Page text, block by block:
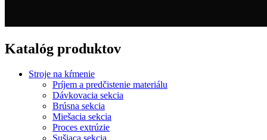
Katalóg produktov
Stroje na kŕmenie
Príjem a predčistenie materiálu
Dávkovacia sekcia
Brúsna sekcia
Miešacia sekcia
Proces extrúzie
Sušiaca sekcia